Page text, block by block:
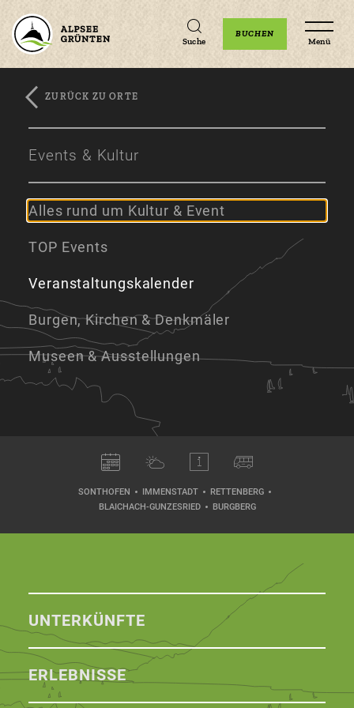
Zum
Zur
Zum
Suche
BUCHEN
Menü
ZURÜCK ZU ORTE
Events & Kultur
Alles rund um Kultur & Event
TOP Events
Veranstaltungskalender
Burgen, Kirchen & Denkmäler
Museen & Ausstellungen
SONTHOFEN IMMENSTADT
RETTENBERG
BLAICHACH-GUNZESRIED
BURGBERG
UNTERKÜNFTE
ERLEBNISSE
Unterkünfte Veranstaltungen